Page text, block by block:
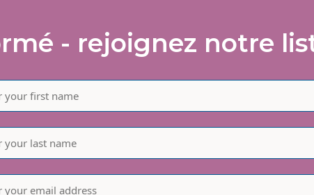
- rejoignez notre